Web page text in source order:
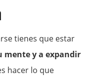
tienes que estar
mente y a expandir
hacer lo que